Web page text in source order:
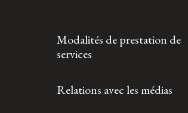
Modalités de prestation de
services
Relations avec les médias